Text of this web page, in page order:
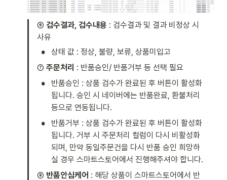
⑥ 검수결과, 검수내용 : 검수결과 및 결과 비정상 시
사유
•
상태 값 : 정상, 불량, 보류, 상품미입고
⑦ 주문처리 : 반품승인/ 반품거부 등 선택 필요
•
반품승인 : 상품 검수가 완료된 후 버튼이 활성화
됩니다. 승인 시 네이버에는 반품완료, 환불처리
등으로 연동됩니다.
•
반품거부 : 상품 검수가 완료된 후 버튼이 활성화
됩니다. 거부 시 주문처리 컬럼이 다시 비활성화
되며, 만약 동일주문건을 다시 반품 승인 희망하
실 경우 스마트스토어에서 진행해주셔야 합니다.
⑧ 반품안심케어 : 해당 상품이 스마트스토어에서 반